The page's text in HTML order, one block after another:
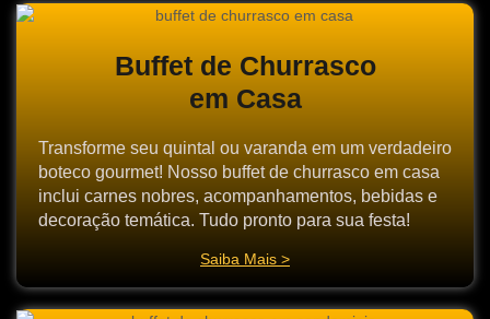
Buffet de Churrasco
em Casa
Transforme seu quintal ou varanda em um verdadeiro
boteco gourmet! Nosso buffet de churrasco em casa
inclui carnes nobres, acompanhamentos, bebidas e
decoração temática. Tudo pronto para sua festa!
Saiba Mais >